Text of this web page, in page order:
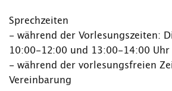
Sprechzeiten
- während der Vorlesungszeiten:
10:00-12:00 und 13:00-14:00 Uhr
- während der vorlesungsfreien
Vereinbarung